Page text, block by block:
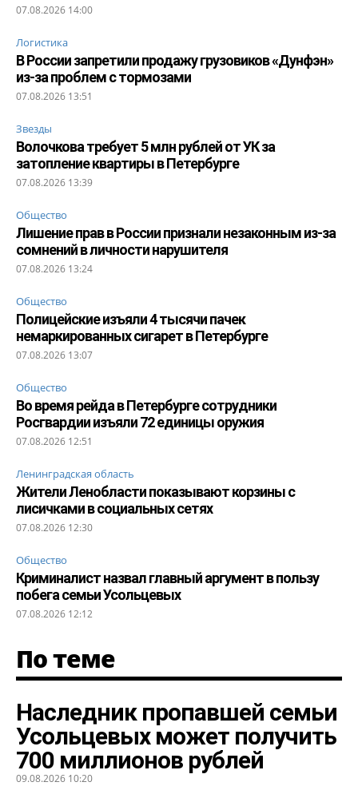
07.08.2026 14:00
Логистика
В России запретили продажу грузовиков «Дунфэн»
из-за проблем с тормозами
07.08.2026 13:51
Звезды
Волочкова требует 5 млн рублей от УК за
затопление квартиры в Петербурге
07.08.2026 13:39
Общество
Лишение прав в России признали незаконным из-за
сомнений в личности нарушителя
07.08.2026 13:24
Общество
Полицейские изъяли 4 тысячи пачек
немаркированных сигарет в Петербурге
07.08.2026 13:07
Общество
Во время рейда в Петербурге сотрудники
Росгвардии изъяли 72 единицы оружия
07.08.2026 12:51
Ленинградская область
Жители Ленобласти показывают корзины с
лисичками в социальных сетях
07.08.2026 12:30
Общество
Криминалист назвал главный аргумент в пользу
побега семьи Усольцевых
07.08.2026 12:12
По теме
Наследник пропавшей семьи
Усольцевых может получить
700 миллионов рублей
09.08.2026 10:20